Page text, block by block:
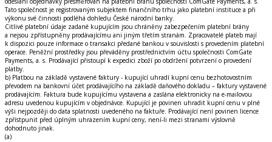
Tato společnost je registrovaným subjektem finančního trhu jako platební instituce a při
výkonu své činnosti podléhá dohledu České národní banky.
Citlivé platební údaje zadané kupujícím jsou chráněny zabezpečením platební brány
a nejsou zpřístupněny prodávajícímu ani jiným třetím stranám. Zpracovatelé plateb mají
k dispozici pouze informace o transakci předané bankou v souvislosti s provedením platební
operace. Peněžní prostředky jsou převáděny prostřednictvím účtu společnosti ComGate
Payments, a. s. Prodávající přistoupí k expedici zboží po obdržení potvrzení o provedení
platby.
b) Platbou na základě vystavené faktury - kupující uhradí kupní cenu bezhotovostním
převodem na bankovní účet prodávajícího na základě daňového dokladu – faktury vystavené
prodávajícím. Faktura bude kupujícímu vystavena a zaslána elektronicky na e-mailovou
adresu uvedenou kupujícím v objednávce. Kupující je povinen uhradit kupní cenu v plné
výši nejpozději do data splatnosti uvedeného na faktuře. Prodávající není povinen licence
zpřístpunit před úplným uhrazením kupní ceny, není-li mezi stranami výslovně
dohodnuto jinak.
(a)